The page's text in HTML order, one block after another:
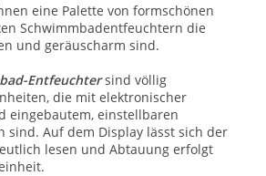
eine Palette von formschönen
Schwimmbadentfeuchtern die
und geräuscharm sind.
Entfeuchtersind völlig
die mit elektronischer
eingebautem, einstellbaren
sind. Auf dem Display lässt sich der
lesen und Abtauung erfolgt